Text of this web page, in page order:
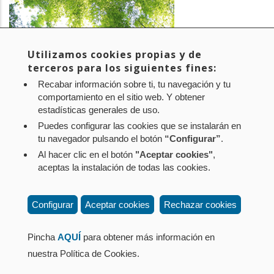
PROYECTO:Bosque CPEN - Proyecto de absorción de CO2 en
Navarra
EMPRESA:CPEN
Política de privacidad
Política de cookies
Contacto: Paseo de Sarasate nº 38, 2º Dcha - 31001
Pamplona (Navarra) Tel.: 848 42 08 72
corporacion@cpen.es
Utilizamos cookies propias y de
terceros para los siguientes fines:
Recabar información sobre ti, tu navegación y tu
comportamiento en el sitio web. Y obtener
estadísticas generales de uso.
Puedes configurar las cookies que se instalarán en
tu navegador pulsando el botón “Configurar”.
Al hacer clic en el botón "Aceptar cookies",
aceptas la instalación de todas las cookies.
Configurar Aceptar cookies Rechazar cookies
Pincha AQUÍ para obtener más información en
nuestra Política de Cookies.